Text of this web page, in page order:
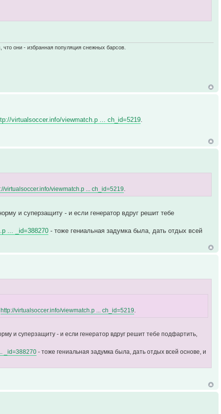
они - избранная популяция снежных барсов.
virtualsoccer.info/viewmatch.p ... ch_id=5219.
virtualsoccer.info/viewmatch.p ... ch_id=5219.
и суперзащиту - и если генератор вдруг решит тебе
... _id=388270 - тоже гениальная задумка была, дать отдых всей
http://virtualsoccer.info/viewmatch.p ... ch_id=5219
и суперзащиту - и если генератор вдруг решит тебе подфартить,
_id=388270 - тоже гениальная задумка была, дать отдых всей основе, и